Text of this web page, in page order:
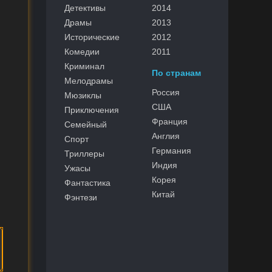
Детективы
Драмы
Исторические
Комедии
Криминал
Мелодрамы
Мюзиклы
Приключения
Семейный
Спорт
Триллеры
Ужасы
Фантастика
Фэнтези
2014
2013
2012
2011
По странам
Россия
США
Франция
Англия
Германия
Индия
Корея
Китай